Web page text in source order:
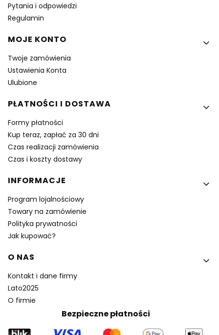
Pytania i odpowiedzi
Regulamin
MOJE KONTO
Twoje zamówienia
Ustawienia Konta
Ulubione
PŁATNOŚCI I DOSTAWA
Formy płatności
Kup teraz, zapłać za 30 dni
Czas realizacji zamówienia
Czas i koszty dostawy
INFORMACJE
Program lojalnościowy
Towary na zamówienie
Polityka prywatności
Jak kupować?
O NAS
Kontakt i dane firmy
Lato2025
O firmie
Bezpieczne płatności